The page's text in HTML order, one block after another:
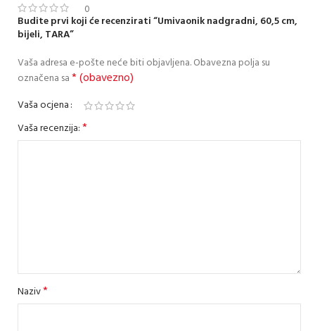
0
Budite prvi koji će recenzirati “Umivaonik nadgradni, 60,5 cm,
bijeli, TARA”
Vaša adresa e-pošte neće biti objavljena.Obavezna polja su
označena sa* (obavezno)
Vaša ocjena
Vaša recenzija:*
Naziv*